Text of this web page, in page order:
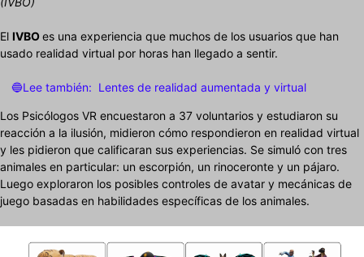
El IVBOes una experiencia que muchos de los usuarios que han
usado realidad virtual por horas han llegado a sentir.
🔵Lee también: Lentes de realidad aumentada y virtual
Los Psicólogos VR encuestaron a 37 voluntarios y estudiaron su
reacción a la ilusión, midieron cómo respondieron en realidad virtual
y les pidieron que calificaran sus experiencias. Se simuló con tres
animales en particular: un escorpión, un rinoceronte y un pájaro.
Luego exploraron los posibles controles de avatar y mecánicas de
juego basadas en habilidades específicas de los animales.